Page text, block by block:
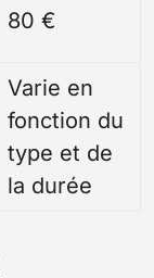
80 €
Varie en
fonction du
type et de
la durée